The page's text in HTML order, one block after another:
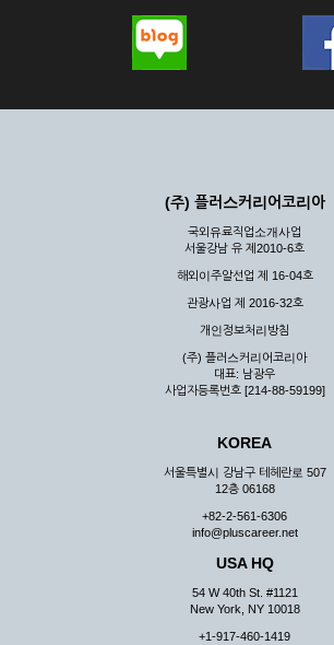
(주) 플러스커리어코리아
국외유료직업소개사업
서울강남 유 제2010-6호
해외이주알선업 제 16-04호
관광사업 제 2016-32호
개인정보처리방침
(주) 플러스커리어코리아
대표: 남광우
사업자등록번호 [214-88-59199]
KOREA
서울특별시 강남구 테헤란로 507
12층 06168
+82-2-561-6306
info@pluscareer.net
USA HQ
54 W 40th St. #1121
New York, NY 10018
+1-917-460-1419